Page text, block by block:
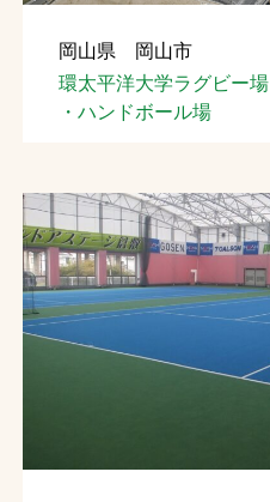
岡山県 岡山市
環太平洋大学ラグビー場
・ハンドボール場